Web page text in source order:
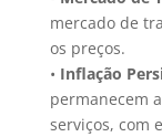
mercado de
os preços.
• Inflação
permanecem
serviços, com